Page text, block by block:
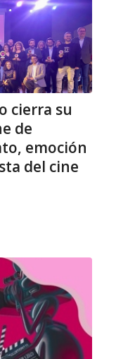
cierra su
de
emoción
del cine